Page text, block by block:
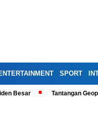
SPORT
Besar Tantangan